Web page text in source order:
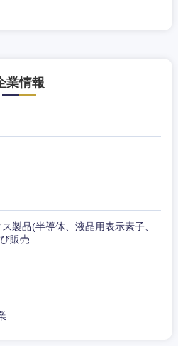
業情報
製品(半導体、液晶用表示素子、
販売